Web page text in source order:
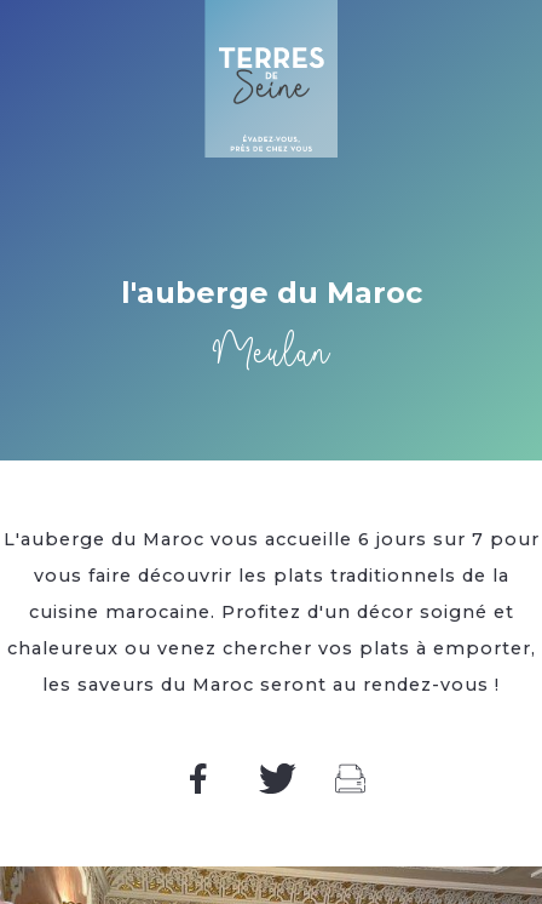
l'auberge du Maroc
Meulan
L'auberge du Maroc vous accueille 6 jours sur 7 pour
vous faire découvrir les plats traditionnels de la
cuisine marocaine. Profitez d'un décor soigné et
chaleureux ou venez chercher vos plats à emporter,
les saveurs du Maroc seront au rendez-vous !